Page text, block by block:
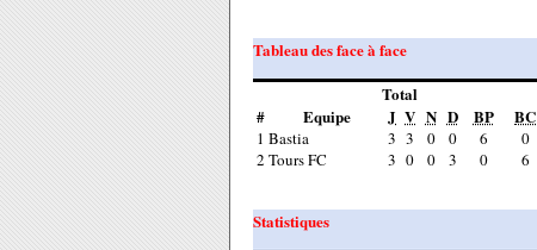
Tableau des face à face
Total
#
Equipe J V N D BP BC
1 Bastia 3 3 0 0 6 0
2 Tours FC 3 0 0 3 0 6
Statistiques